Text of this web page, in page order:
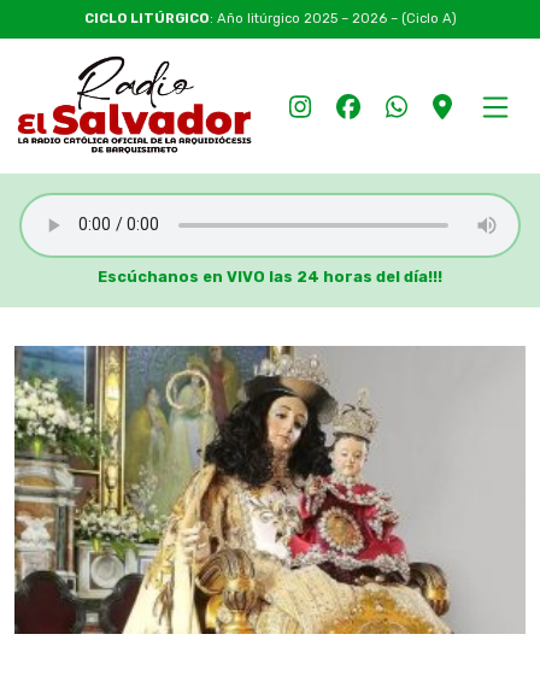
CICLO LITÚRGICO: Año litúrgico 2025 – 2026 – (Ciclo A)
Escúchanos en VIVO las 24 horas del día!!!